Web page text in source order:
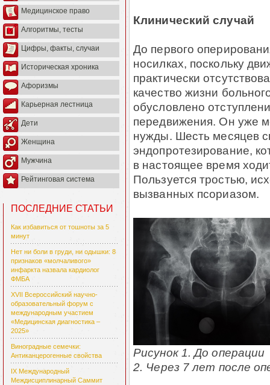
Медицинское право
Алгоритмы, тесты
Цифры, факты, случаи
Историческая хроника
Афоризмы
Карьерная лестница
Дети
Женщина
Мужчина
Рейтинговая система
ПОСЛЕДНИЕ СТАТЬИ
Как избавиться от тошноты за 5
минут
Нет ни боли в груди, ни одышки: 8
признаков «молчаливого»
инфаркта назвала кардиолог
ФМБА
XVII Всероссийский научно-
образовательный форум с
международным участием
«Медицинская диагностика –
2025»
Виноградные семечки:
Антиканцерогенные свойства
IX Международный
Междисциплинарный Саммит
Клинический случай
До первого
носилках, поскольку
практически
качество жизни
обусловлено
передвижения. Он уже
нужды. Шесть месяцев
эндопротезирование,
в настоящее время
Пользуется тростью,
вызванных псориазом.
Рисунок 1.
2. Через 7 лет после